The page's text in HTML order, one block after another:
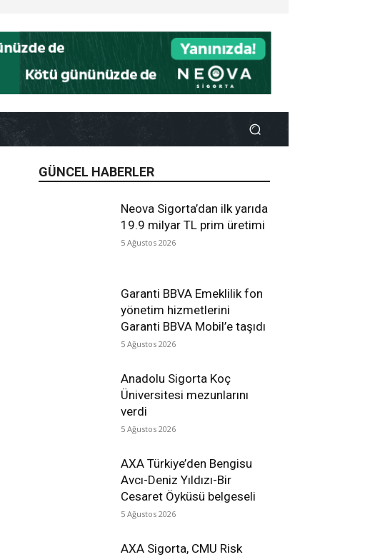
GÜNCEL HABERLER
Neova Sigorta’dan ilk yarıda
19.9 milyar TL prim üretimi
5 Ağustos 2026
Garanti BBVA Emeklilik fon
yönetim hizmetlerini
Garanti BBVA Mobil’e taşıdı
5 Ağustos 2026
Anadolu Sigorta Koç
Üniversitesi mezunlarını
verdi
5 Ağustos 2026
AXA Türkiye’den Bengisu
Avcı-Deniz Yıldızı-Bir
Cesaret Öyküsü belgeseli
5 Ağustos 2026
AXA Sigorta, CMU Risk